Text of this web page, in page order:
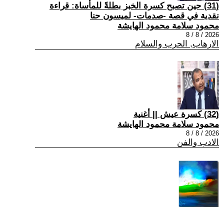
(31) حين تصبح كسرة الخبز بطلةً للمأساة: قراءة
نقدية في قصة -صدمات- لميسون حنا
محمود سلامة محمود الهايشة
2026 / 8 / 8
الارهاب, الحرب والسلام
(32) كسرة عيش || أغنية
محمود سلامة محمود الهايشة
2026 / 8 / 8
الادب والفن